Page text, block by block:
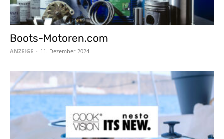
Boots-Motoren.com
ANZEIGE - 11. Dezember 2024